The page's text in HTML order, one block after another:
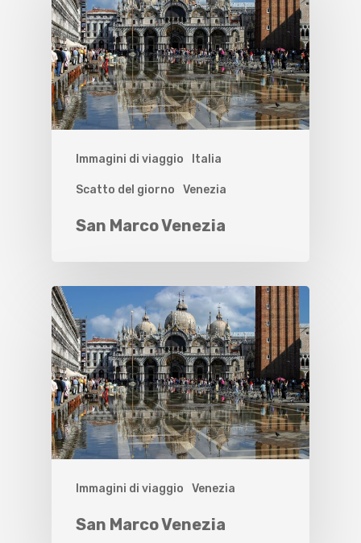
Immagini di viaggio Italia
Scatto del giorno Venezia
San Marco Venezia
Immagini di viaggio Venezia
San Marco Venezia